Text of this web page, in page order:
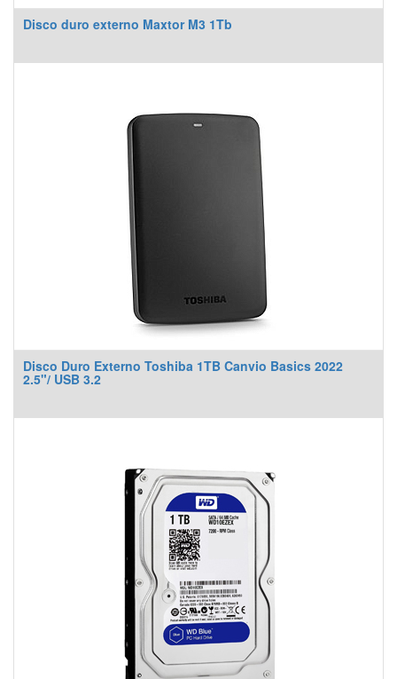
Disco duro externo Maxtor M3 1Tb
Disco Duro Externo Toshiba 1TB Canvio Basics 2022
2.5"/ USB 3.2